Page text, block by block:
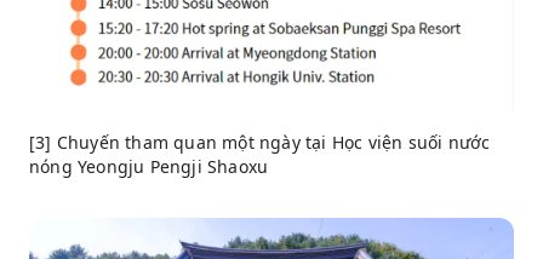
[3] Chuyến tham quan một ngày tại Học viện suối nước
nóng Yeongju Pengji Shaoxu